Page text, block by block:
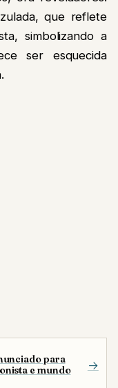
que reflete
simbolizando a
ser esquecida
para
e mundo
→